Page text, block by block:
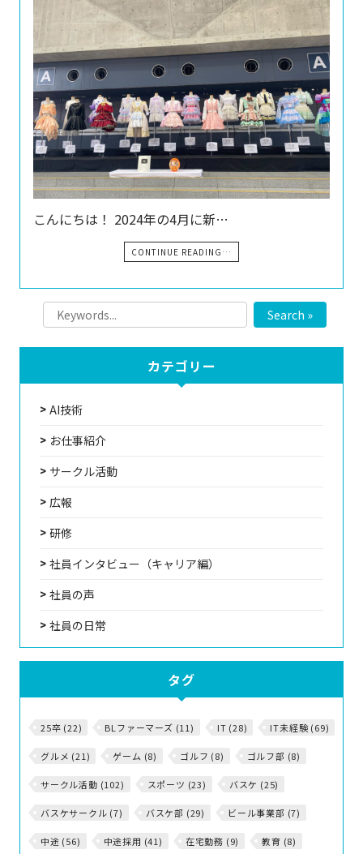
こんにちは！ 2024年の4月に新…
CONTINUE READING…
Search »
カテゴリー
AI技術
お仕事紹介
サークル活動
広報
研修
社員インタビュー（キャリア編）
社員の声
社員の日常
タグ
25卒 (22) BLファーマーズ (11) IT (28) IT未経験 (69)
グルメ (21) ゲーム (8) ゴルフ (8) ゴルフ部 (8)
サークル活動 (102) スポーツ (23) バスケ (25)
バスケサークル (7) バスケ部 (29) ビール事業部 (7)
中途 (56) 中途採用 (41) 在宅勤務 (9) 教育 (8)